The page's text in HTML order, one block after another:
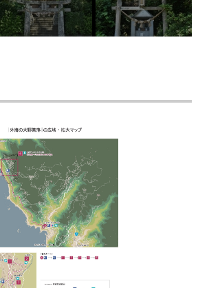
おおの
うじこ
うじこ
おおの
おおの